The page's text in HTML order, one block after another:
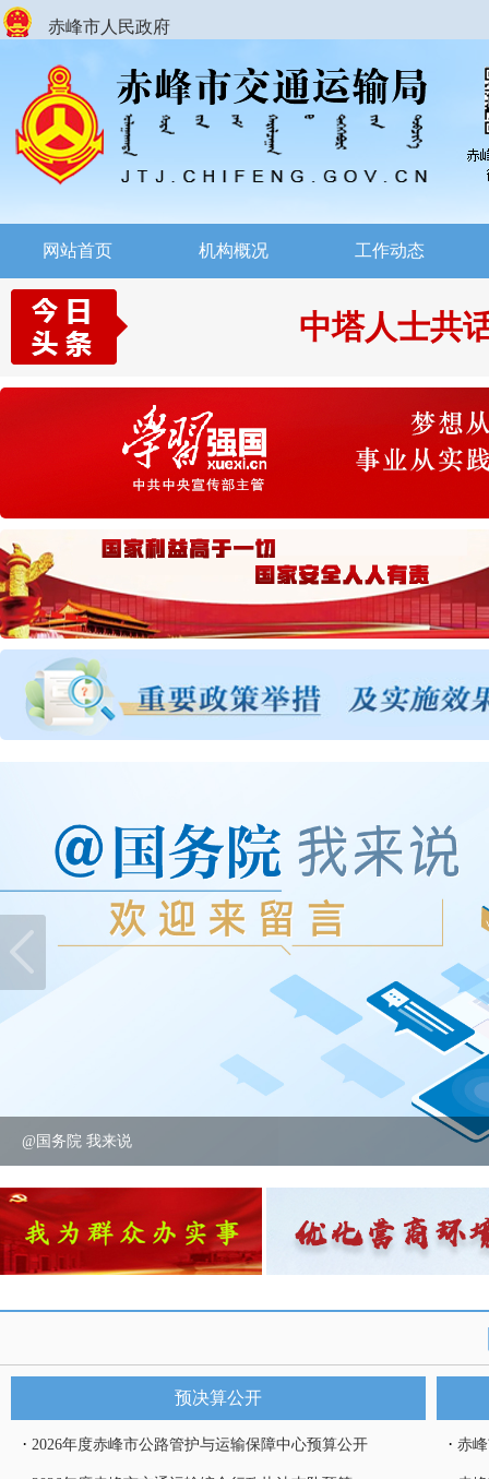
赤峰市人民政府
网站首页 机构概况 工作动态
中塔人士共
@国务院 我来说
交通运输部“四好农村路”高质量发展交通强国建设试点任...
预决算公开
· 2026年度赤峰市公路管护与运输保障中心预算公开 · 赤